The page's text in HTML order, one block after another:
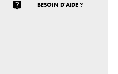
BESOIN D'AIDE ?